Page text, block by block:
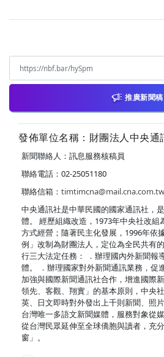
推廣新聞稿
發佈單位名稱：財團法人中央通
新聞聯絡人：訊息服務核稿員
聯絡電話：02-25051180
聯絡信箱： timtimcna@mail.cna.com.tw
中央通訊社是中華民國的國家通訊社，
體。 經歷組織改造，1973年中央社改組
方式經營；隨著民主化發展，1996年依
例」改制為財團法人，定位為全民共有
行三大法定任務： ．辦理國內外新聞報
體。 ．辦理國家對外新聞通訊業務，促
加強與國際新聞通訊社合作，增進國際
領先、客觀、翔實」的基本原則，中央
英、日文即時對外發出上千則新聞、照
台灣唯一多語文新聞媒體，服務對象從
從台灣民眾延伸至全球僑胞與讀者，充
窗」。